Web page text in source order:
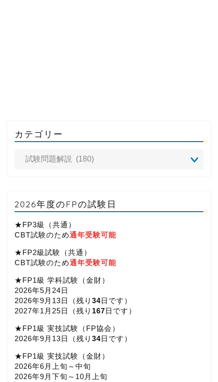
カテゴリー
2026年度のFPの試験日
★FP3級（共通）
CBT試験のため通年受験可能
★FP2級試験（共通）
CBT試験のため通年受験可能
★FP1級 学科試験（金財）
2026年5月24日
2026年9月13日（残り 34日です）
2027年1月25日（残り 167日です）
★FP1級 実技試験（FP協会）
2026年9月13日（残り 34日です）
★FP1級 実技試験（金財）
2026年6月上旬～中旬
2026年9月下旬～10月上旬